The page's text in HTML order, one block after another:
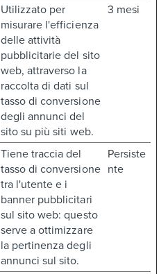
Utilizzato per
misurare l'efficienza
delle attività
pubblicitarie del sito
web, attraverso la
raccolta di dati sul
tasso di conversione
degli annunci del
sito su più siti web.
3 mesi
Tiene traccia del
tasso di conversione
tra l'utente e i
banner pubblicitari
sul sito web: questo
serve a ottimizzare
la pertinenza degli
annunci sul sito.
Persiste
nte